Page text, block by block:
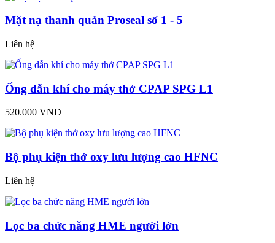
Mặt nạ thanh quản Proseal số 1 - 5
Liên hệ
Ống dẫn khí cho máy thở CPAP SPG L1
520.000 VNĐ
Bộ phụ kiện thở oxy lưu lượng cao HFNC
Liên hệ
Lọc ba chức năng HME người lớn